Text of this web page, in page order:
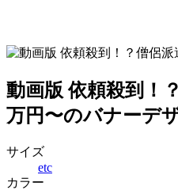
動画版 依頼殺到！
万円〜のバナーデ
サイズ
etc
カラー